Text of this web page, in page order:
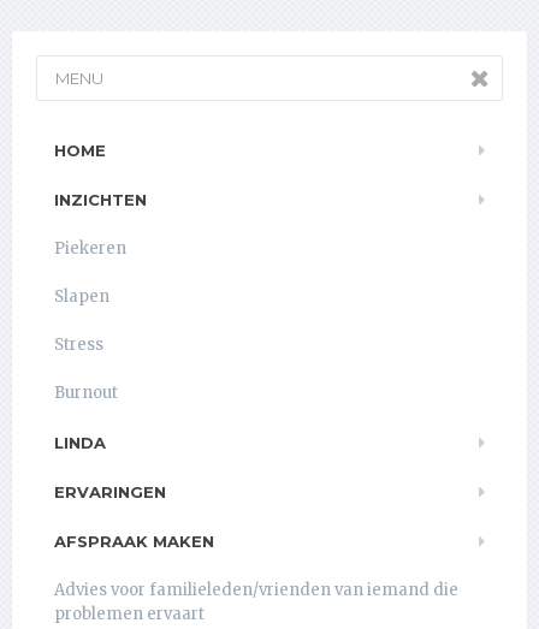
MENU
HOME
INZICHTEN
Piekeren
Slapen
Stress
Burnout
LINDA
ERVARINGEN
AFSPRAAK MAKEN
Advies voor familieleden/vrienden van iemand die
problemen ervaart